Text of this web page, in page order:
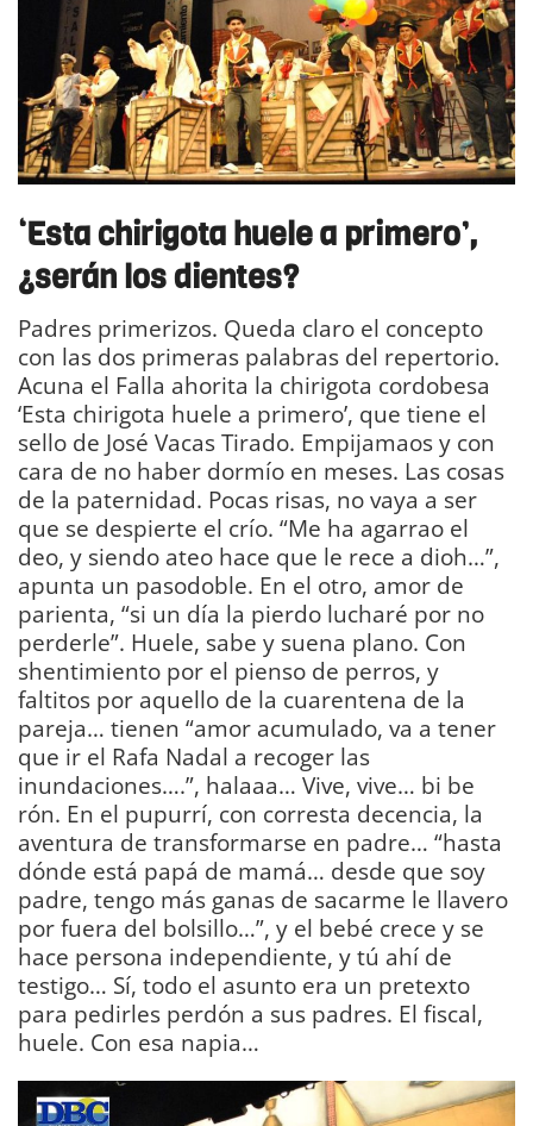
‘Esta chirigota huele a primero’,
¿serán los dientes?
Padres primerizos. Queda claro el concepto
con las dos primeras palabras del repertorio.
Acuna el Falla ahorita la chirigota cordobesa
‘Esta chirigota huele a primero’, que tiene el
sello de José Vacas Tirado. Empijamaos y con
cara de no haber dormío en meses. Las cosas
de la paternidad. Pocas risas, no vaya a ser
que se despierte el crío. “Me ha agarrao el
deo, y siendo ateo hace que le rece a dioh…”,
apunta un pasodoble. En el otro, amor de
parienta, “si un día la pierdo lucharé por no
perderle”. Huele, sabe y suena plano. Con
shentimiento por el pienso de perros, y
faltitos por aquello de la cuarentena de la
pareja… tienen “amor acumulado, va a tener
que ir el Rafa Nadal a recoger las
inundaciones….”, halaaa… Vive, vive… bi be
rón. En el pupurrí, con corresta decencia, la
aventura de transformarse en padre… “hasta
dónde está papá de mamá… desde que soy
padre, tengo más ganas de sacarme le llavero
por fuera del bolsillo…”, y el bebé crece y se
hace persona independiente, y tú ahí de
testigo… Sí, todo el asunto era un pretexto
para pedirles perdón a sus padres. El fiscal,
huele. Con esa napia…